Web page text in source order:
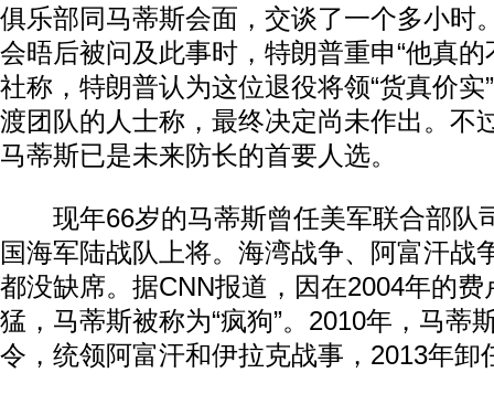
俱乐部同马蒂斯会面，交谈了一个多小时
会晤后被问及此事时，特朗普重申“他真的
社称，特朗普认为这位退役将领“货真价实
渡团队的人士称，最终决定尚未作出。不
马蒂斯已是未来防长的首要人选。
现年66岁的马蒂斯曾任美军联合部队
国海军陆战队上将。海湾战争、阿富汗战
都没缺席。据CNN报道，因在2004年的
猛，马蒂斯被称为“疯狗”。2010年，马蒂
令，统领阿富汗和伊拉克战事，2013年卸